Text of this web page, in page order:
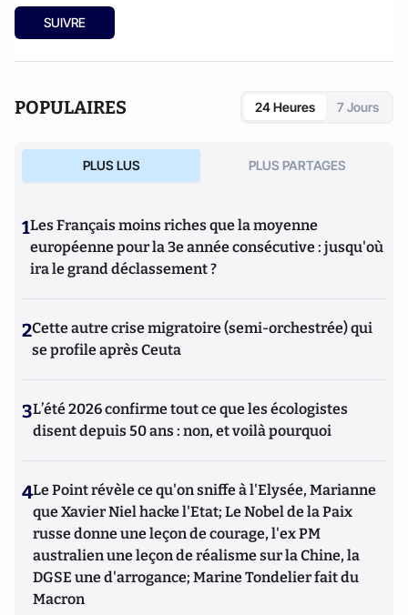
SUIVRE
POPULAIRES 24 Heures 7 Jours
PLUS LUS PLUS PARTAGES
1Les Français moins riches que la moyenne
européenne pour la 3e année consécutive : jusqu'où
ira le grand déclassement ?
2Cette autre crise migratoire (semi-orchestrée) qui
se profile après Ceuta
3L’été 2026 confirme tout ce que les écologistes
disent depuis 50 ans : non, et voilà pourquoi
4Le Point révèle ce qu'on sniffe à l'Elysée, Marianne
que Xavier Niel hacke l'Etat; Le Nobel de la Paix
russe donne une leçon de courage, l'ex PM
australien une leçon de réalisme sur la Chine, la
DGSE une d'arrogance; Marine Tondelier fait du
Macron